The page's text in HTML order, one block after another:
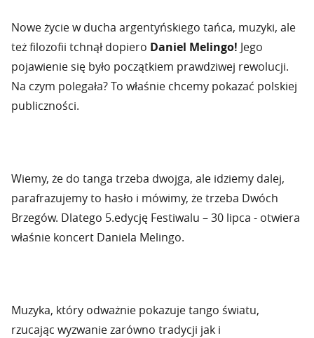
Nowe życie w ducha argentyńskiego tańca, muzyki, ale
też filozofii tchnął dopiero Daniel Melingo! Jego
pojawienie się było początkiem prawdziwej rewolucji.
Na czym polegała? To właśnie chcemy pokazać polskiej
publiczności.
Wiemy, że do tanga trzeba dwojga, ale idziemy dalej,
parafrazujemy to hasło i mówimy, że trzeba Dwóch
Brzegów. Dlatego 5.edycję Festiwalu – 30 lipca - otwiera
właśnie koncert Daniela Melingo.
Muzyka, który odważnie pokazuje tango światu,
rzucając wyzwanie zarówno tradycji jak i